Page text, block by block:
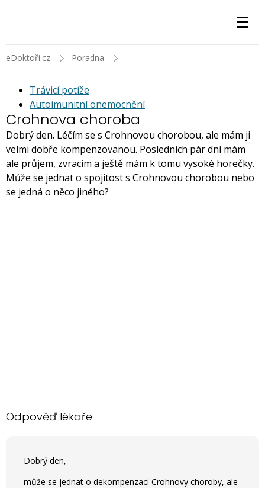
eDoktoři.cz Poradna
Trávicí potíže
Autoimunitní onemocnění
Crohnova choroba
Dobrý den. Léčím se s Crohnovou chorobou, ale mám ji
velmi dobře kompenzovanou. Posledních pár dní mám
ale průjem, zvracím a ještě mám k tomu vysoké horečky.
Může se jednat o spojitost s Crohnovou chorobou nebo
se jedná o něco jiného?
Odpověď lékaře
Dobrý den,
může se jednat o dekompenzaci Crohnovy choroby, ale